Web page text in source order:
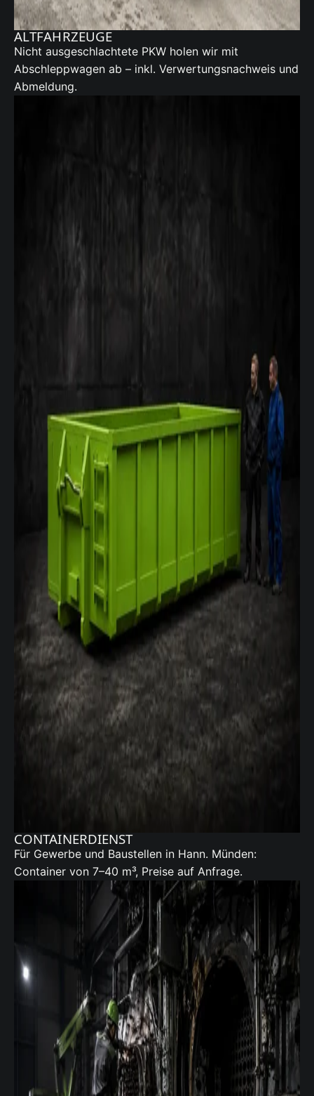
ALTFAHRZEUGE
Nicht ausgeschlachtete PKW holen wir mit
Abschleppwagen ab – inkl. Verwertungsnachweis und
Abmeldung.
CONTAINERDIENST
Für Gewerbe und Baustellen in Hann. Münden:
Container von 7–40 m³, Preise auf Anfrage.